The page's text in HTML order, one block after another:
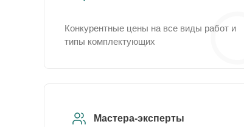
Конкурентные цены на все виды работ и
типы комплектующих
Мастера-эксперты